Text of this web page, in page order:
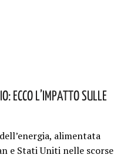
Ecco L’impatto Sulle
alimentata
e Stati Uniti nelle scorse